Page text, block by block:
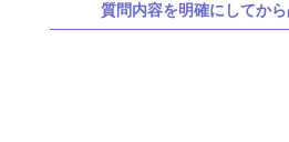
質問内容を明確にしてから